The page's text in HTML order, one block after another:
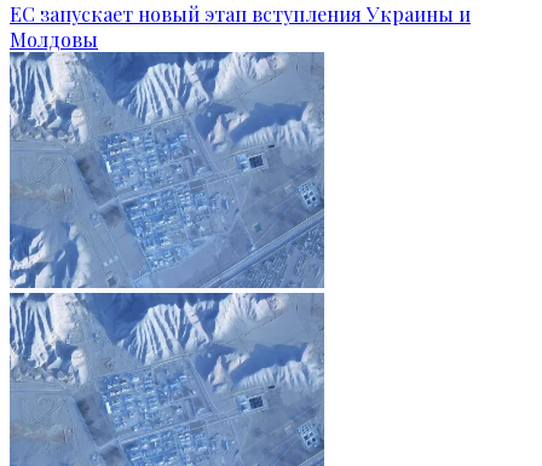
ЕС запускает новый этап вступления Украины и
Молдовы